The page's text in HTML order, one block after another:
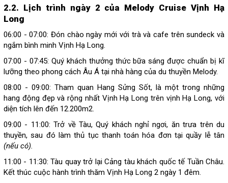
2.2. Lịch trình ngày 2 của Melody Cruise Vịnh Hạ
Long
06:00 - 07:00: Đón chào ngày mới với trà và cafe trên sundeck và
ngắm bình minh Vịnh Hạ Long.
07:00 - 07:45: Quý khách thưởng thức bữa sáng được chuẩn bị kĩ
lưỡng theo phong cách Âu Á tại nhà hàng của du thuyền Melody.
08:00 - 09:00: Tham quan Hang Sửng Sốt, là một trong những
hang động đẹp và rộng nhất Vịnh Hạ Long trên vịnh Hạ Long, với
diện tích lên đến 12.200m2.
09:00 - 11:00: Trở về Tàu, Quý khách nghỉ ngơi, ăn trưa trên du
thuyền, sau đó làm thủ tục thanh toán hóa đơn tại quầy lễ tân
(nếu có).
11:00 - 11:30: Tàu quay trở lại Cảng tàu khách quốc tế Tuần Châu.
Kết thúc cuộc hành trình thăm Vịnh Hạ Long 2 ngày 1 đêm.